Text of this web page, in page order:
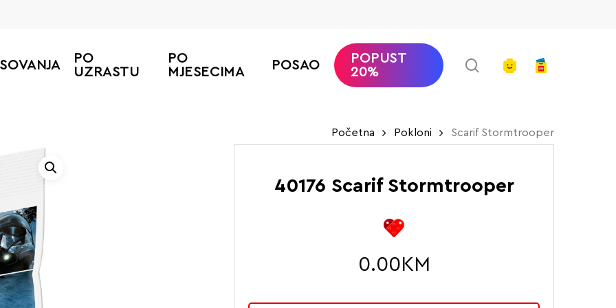
PO
UZRASTU
PO
MJESECIMA
POSAO
POPUST
20%
searchaccount
Početna Pokloni Scarif Stormtrooper
40176 Scarif Stormtrooper
0.00 KM